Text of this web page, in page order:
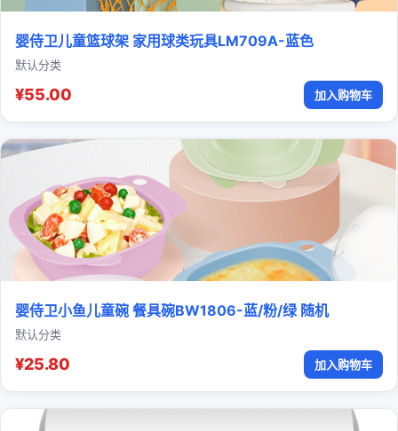
婴侍卫儿童篮球架 家用球类玩具LM709A-蓝色
默认分类
¥55.00 加入购物车
婴侍卫小鱼儿童碗 餐具碗BW1806-蓝/粉/绿 随机
默认分类
¥25.80 加入购物车